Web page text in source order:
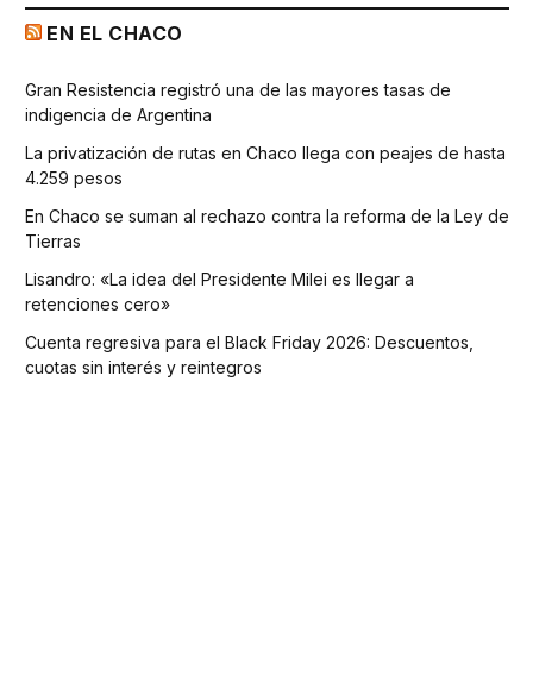
EN EL CHACO
Gran Resistencia registró una de las mayores tasas de
indigencia de Argentina
La privatización de rutas en Chaco llega con peajes de hasta
4.259 pesos
En Chaco se suman al rechazo contra la reforma de la Ley de
Tierras
Lisandro: «La idea del Presidente Milei es llegar a
retenciones cero»
Cuenta regresiva para el Black Friday 2026: Descuentos,
cuotas sin interés y reintegros